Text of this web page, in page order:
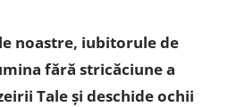
noastre, iubitorule de
fără stricăciune a
Tale şi deschide ochii